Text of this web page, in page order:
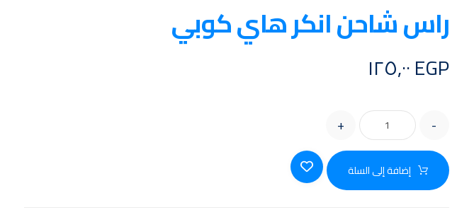
راس شاحن انكر هاي كوبي
EGP
-
+
إضافة إلى السلة